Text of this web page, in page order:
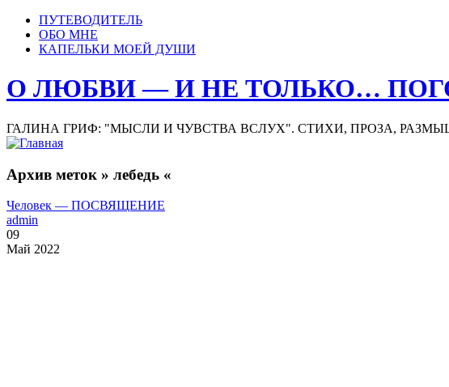
ПУТЕВОДИТЕЛЬ
ОБО МНЕ
КАПЕЛЬКИ МОЕЙ ДУШИ
О ЛЮБВИ — И НЕ ТОЛЬКО…
ГАЛИНА ГРИФ: "МЫСЛИ И ЧУВСТВА ВСЛУХ". СТИХИ, ПРОЗА,
Архив меток » лебедь «
Человек — ПОСВЯЩЕНИЕ
admin
09
Май 2022